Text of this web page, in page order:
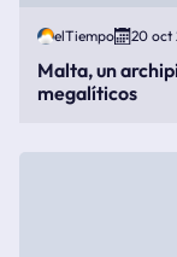
elTiempo 20 oct
Malta, un
megalíticos